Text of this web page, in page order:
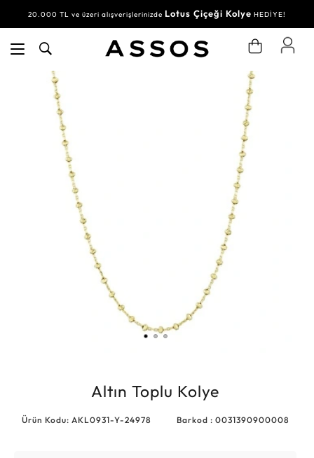
20.000 TL ve üzeri alışverişlerinizde Lotus Çiçeği Kolye HEDİYE!
Altın Toplu Kolye
Ürün Kodu: AKL0931-Y-24978 Barkod : 0031390900008